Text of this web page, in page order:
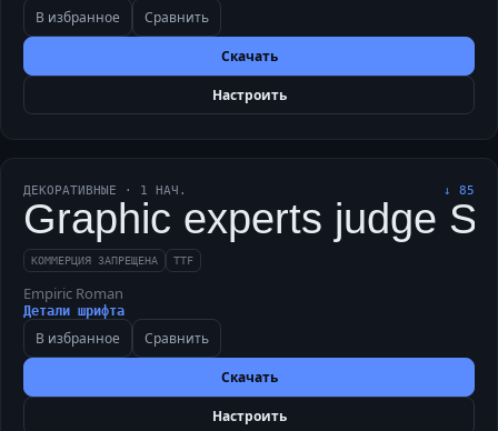
В избранное Сравнить
Скачать
Настроить
ДЕКОРАТИВНЫЕ · 1 НАЧ. ↓ 85
Graphic experts judge
КОММЕРЦИЯ ЗАПРЕЩЕНА TTF
Empiric Roman
Детали шрифта
В избранное Сравнить
Скачать
Настроить